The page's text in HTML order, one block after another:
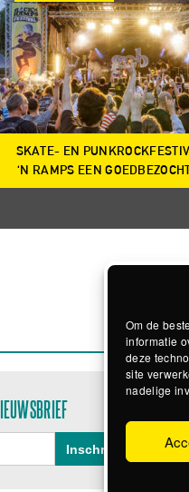
Om de
informatie
deze
site
nadelige
SKATE- EN
‘N RAMPS EEN